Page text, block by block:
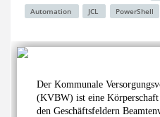
Automation
JCL PowerShell